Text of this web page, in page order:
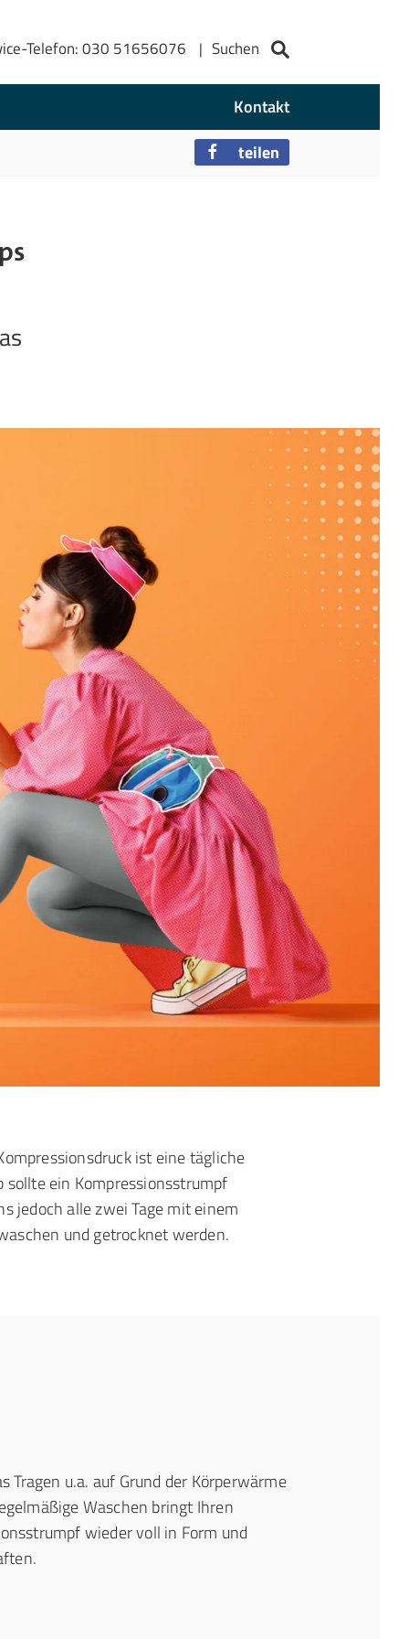
Telefon: 030 51656076 Suchen
Kontakt
teilen
ist eine tägliche
sollte ein Kompressionsstrumpf
jedoch alle zwei Tage mit einem
und getrocknet werden.
Tragen u.a. auf Grund der Körperwärme
Waschen bringt Ihren
wieder voll in Form und